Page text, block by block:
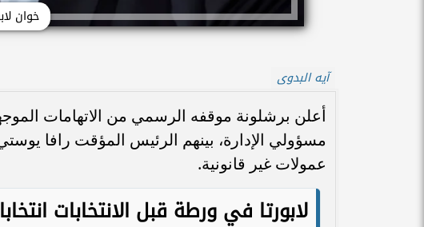
خوان
آيه البدوى
أعلن برشلونة موقفه الرسمي من الاتهامات
مسؤولي الإدارة، بينهم الرئيس المؤقت رافا
عمولات غير قانونية.
لابورتا في ورطة قبل الانتخابات